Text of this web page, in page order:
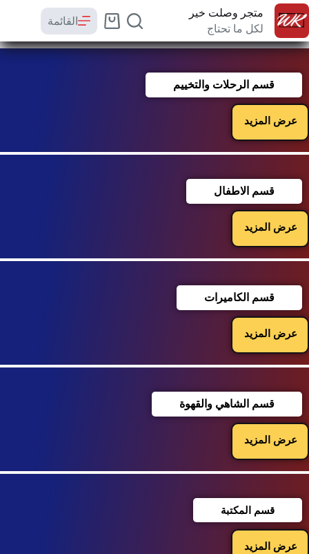
متجر وصلت خير
لكل ما تحتاج
القائمة
قسم الرحلات والتخييم
عرض المزيد
قسم الاطفال
عرض المزيد
قسم الكاميرات
عرض المزيد
قسم الشاهي والقهوة
عرض المزيد
قسم المكتبة
عرض المزيد